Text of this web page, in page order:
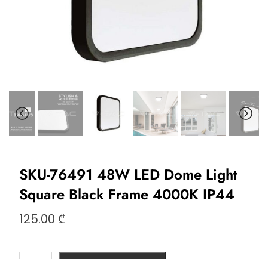
SKU-76491 48W LED Dome Light
Square Black Frame 4000K IP44
125.00 ₾